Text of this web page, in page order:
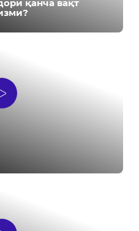
қанча вақт